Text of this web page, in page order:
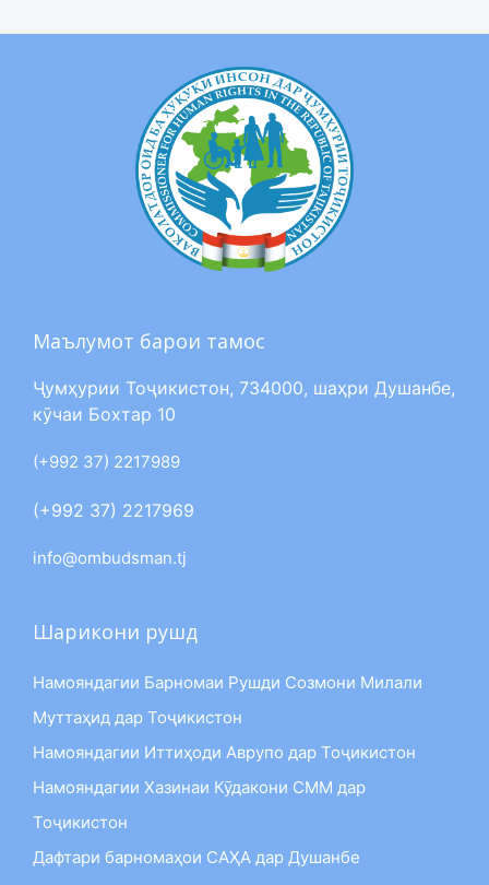
Маълумот барои тамос
Ҷумҳурии Тоҷикистон, 734000, шаҳри Душанбе,
кӯчаи Бохтар 10
(+992 37) 2217989
(+992 37) 2217969
info@ombudsman.tj
Шарикони рушд
Намояндагии Барномаи Рушди Созмони Милали
Муттаҳид дар Тоҷикистон
Намояндагии Иттиҳоди Аврупо дар Тоҷикистон
Намояндагии Хазинаи Кӯдакони СММ дар
Тоҷикистон
Дафтари барномаҳои САҲА дар Душанбе